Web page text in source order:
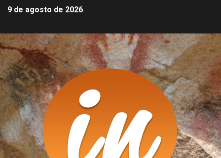
9 de agosto de 2026